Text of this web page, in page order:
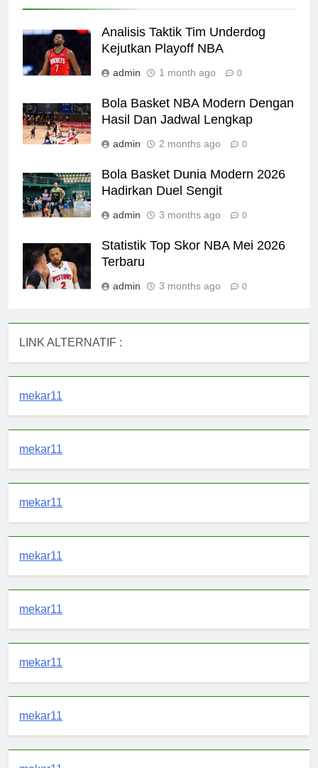
Analisis Taktik Tim Underdog
Kejutkan Playoff NBA
admin 1 month ago 0
Bola Basket NBA Modern Dengan
Hasil Dan Jadwal Lengkap
admin 2 months ago 0
Bola Basket Dunia Modern 2026
Hadirkan Duel Sengit
admin 3 months ago 0
Statistik Top Skor NBA Mei 2026
Terbaru
admin 3 months ago 0
LINK ALTERNATIF :
mekar11
mekar11
mekar11
mekar11
mekar11
mekar11
mekar11